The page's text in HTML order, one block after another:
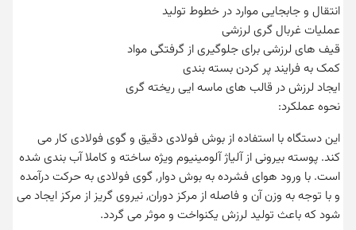
انتقال و جابجایی موارد در خطوط تولید
عملیات غربال گری لرزشی
قیف های لرزشی برای جلوگیری از گرفتگی مواد
کمک به فرایند پر کردن بسته بندی
ایجاد لرزش در قالب های ماسه ایی ریخته گری
نحوه عملکرد:
این دستگاه با استفاده از بوش فولادی دقیق و گوی فولادی کار می
کند. پوسته بیرونی از آلیاژ آلومینیوم ویژه ساخته و کاملا آب بندی شده
است. با ورود هوای فشرده به بوش دوار, گوی فولادی به حرکت درآمده
و با توجه به وزن آن و فاصله از مرکز دوران, نیروی گریز از مرکز ایجاد می
شود که باعث تولید لرزش یکنواخت و موثر می گردد.